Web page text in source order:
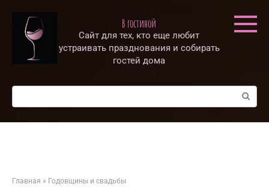
контенту
В гостиной
Сайт для тех, кто еще любит
устраивать празднования и собирать
гостей дома
Поиск:
Главная » Годовщины и свадьбы